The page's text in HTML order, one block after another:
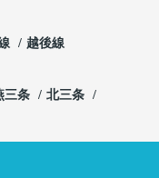
越後線
三条
北三条